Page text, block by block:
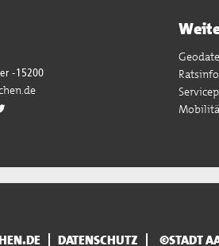
-15200
Ratsinfo
DATENSCHUTZ ©STADT